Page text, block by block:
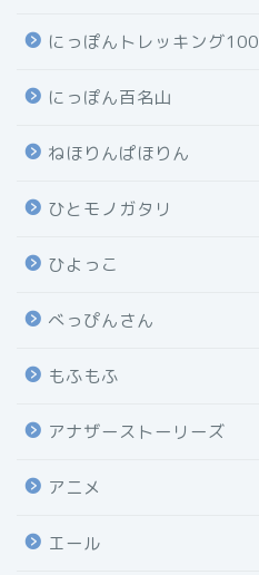
にっぽんトレッキング100
にっぽん百名山
ねほりんぱほりん
ひとモノガタリ
ひよっこ
べっぴんさん
もふもふ
アナザーストーリーズ
アニメ
エール